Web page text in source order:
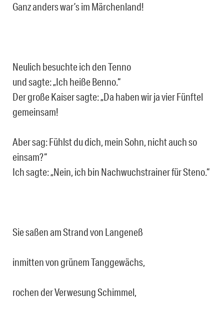
Ganz anders war’s im Märchenland!
Neulich besuchte ich den Tenno
und sagte: „Ich heiße Benno.“
Der große Kaiser sagte: „Da haben wir ja vier Fünftel
gemeinsam!
Aber sag: Fühlst du dich, mein Sohn, nicht auch so
einsam?“
Ich sagte: „Nein, ich bin Nachwuchstrainer für Steno.“
Sie saßen am Strand von Langeneß
inmitten von grünem Tanggewächs,
rochen der Verwesung Schimmel,